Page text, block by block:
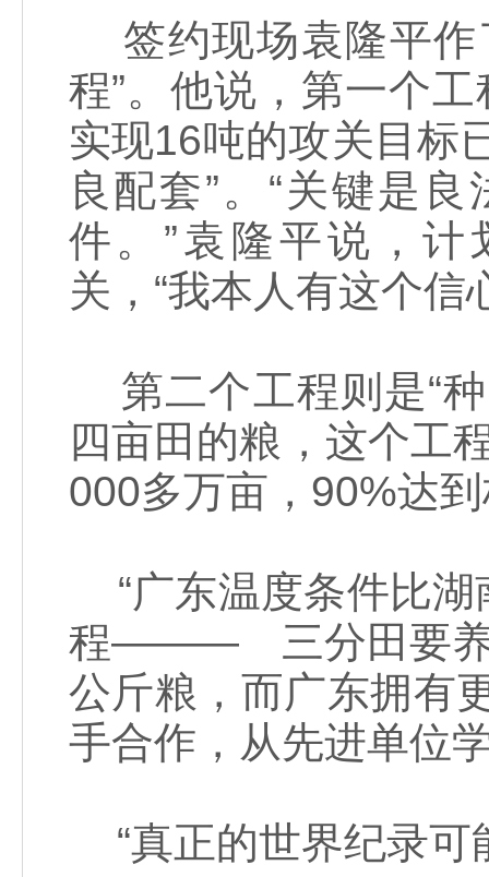
签约现场袁隆平作
程”。他说，第一个
实现16吨的攻关目标
良配套”。“关键是
件。”袁隆平说，
关，“我本人有这个信
第二个工程则是“种
四亩田的粮，这个工
000多万亩，90%达
“广东温度条件比湖
程——— 三分田要养
公斤粮，而广东拥有
手合作，从先进单位
“真正的世界纪录可